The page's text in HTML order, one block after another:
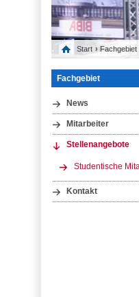
Start › Fachgebiet
Fachgebiet
News
Mitarbeiter
Stellenangebote
Studentische
Kontakt